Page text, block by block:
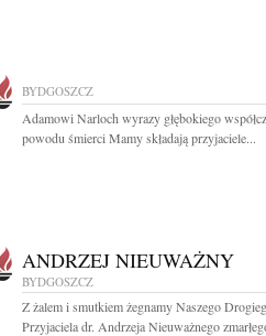
BYDGOSZCZ
Adamowi Narloch wyrazy głębokiego
powodu śmierci Mamy składają przyjaciele...
ANDRZEJ NIEUWAŻNY
BYDGOSZCZ
Z żalem i smutkiem żegnamy Naszego
Przyjaciela dr. Andrzeja Nieuważnego